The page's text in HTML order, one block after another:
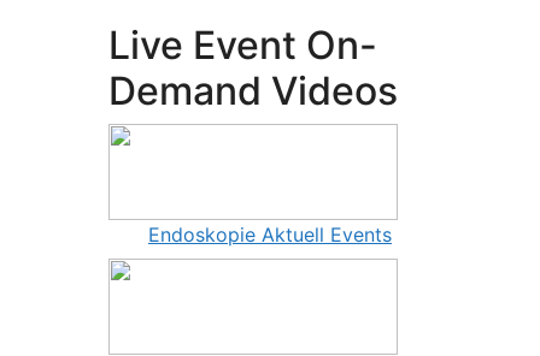
Live Event On-
Demand Videos
Endoskopie Aktuell Events